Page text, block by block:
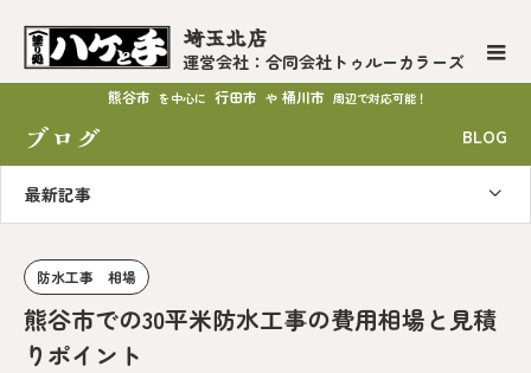
埼玉北店
運営会社：合同会社トゥルーカラーズ
熊谷市 を中心に 行田市 や 桶川市 周辺で対応可能！
ブログ BLOG
最新記事
防水工事 相場
熊谷市での30平米防水工事の費用相場と見積
りポイント